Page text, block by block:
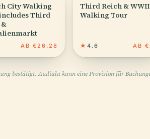
City Walking
Third
AB €26.28
Third Reich & WWII
Walking Tour
★ 4.6 AB
bestätigt. Audiala kann eine Provision für